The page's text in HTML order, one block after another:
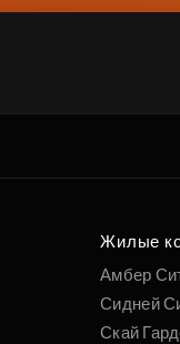
Жилые
Амбер
Сидней
Скай